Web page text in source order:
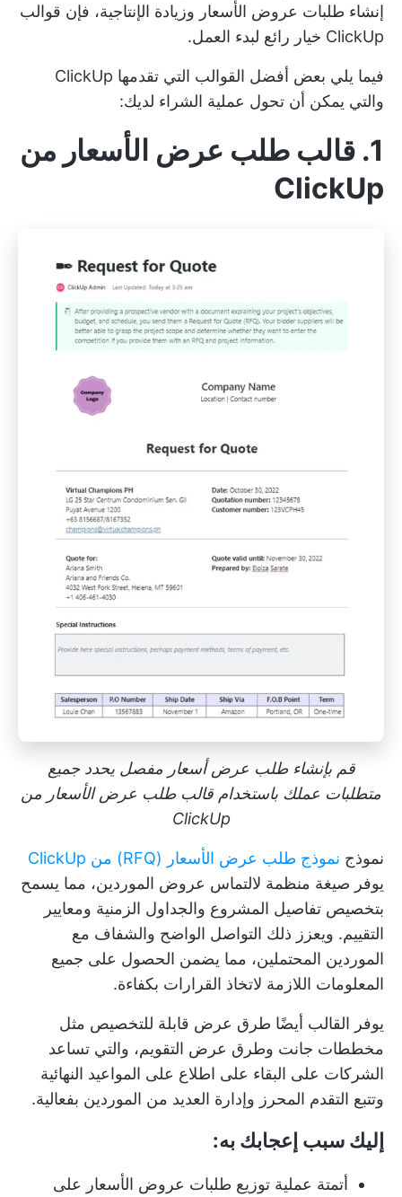
إنشاء طلبات عروض الأسعار وزيادة الإنتاجية، فإن قوالب
ClickUp خيار رائع لبدء العمل.
فيما يلي بعض أفضل القوالب التي تقدمها ClickUp
والتي يمكن أن تحول عملية الشراء لديك:
1. قالب طلب عرض الأسعار من
ClickUp
قم بإنشاء طلب عرض أسعار مفصل يحدد جميع
متطلبات عملك باستخدام قالب طلب عرض الأسعار من
ClickUp
نموذج نموذج طلب عرض الأسعار (RFQ) من ClickUp
يوفر صيغة منظمة لالتماس عروض الموردين، مما يسمح
بتخصيص تفاصيل المشروع والجداول الزمنية ومعايير
التقييم. ويعزز ذلك التواصل الواضح والشفاف مع
الموردين المحتملين، مما يضمن الحصول على جميع
المعلومات اللازمة لاتخاذ القرارات بكفاءة.
يوفر القالب أيضًا طرق عرض قابلة للتخصيص مثل
مخططات جانت وطرق عرض التقويم، والتي تساعد
الشركات على البقاء على اطلاع على المواعيد النهائية
وتتبع التقدم المحرز وإدارة العديد من الموردين بفعالية.
إليك سبب إعجابك به:
أتمتة عملية توزيع طلبات عروض الأسعار على